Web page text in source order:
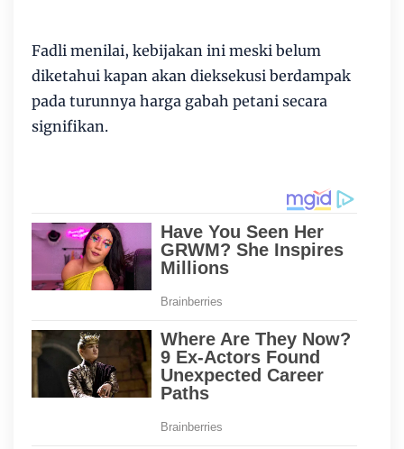
Fadli menilai, kebijakan ini meski belum
diketahui kapan akan dieksekusi berdampak
pada turunnya harga gabah petani secara
signifikan.